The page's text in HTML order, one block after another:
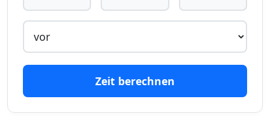
tage vor
25.12.25
tage in
228
228
Zeit berechnen